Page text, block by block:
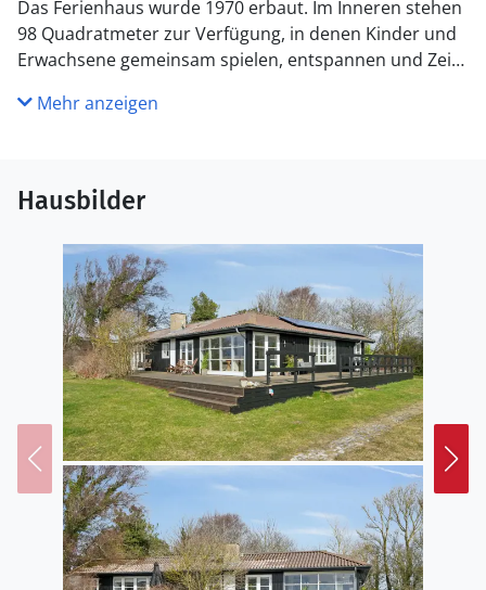
Das Ferienhaus wurde 1970 erbaut. Im Inneren stehen
98 Quadratmeter zur Verfügung, in denen Kinder und
Erwachsene gemeinsam spielen, entspannen und Zeit
Horne Næs gilt als einer der besten Angelplätze
Dänemarks.
Die Gegend hat nur wenige Ferienhäuser und ist daher
besonders ruhig und entspannend.
Mehr anzeigen
Hausbilder